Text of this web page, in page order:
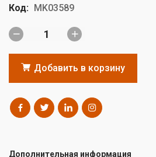
Код: MK03589
Добавить в корзину
Дополнительная информация